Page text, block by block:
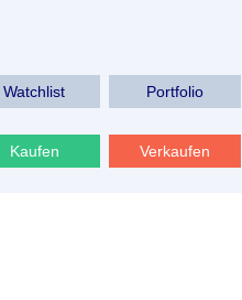
Watchlist Portfolio
Kaufen Verkaufen